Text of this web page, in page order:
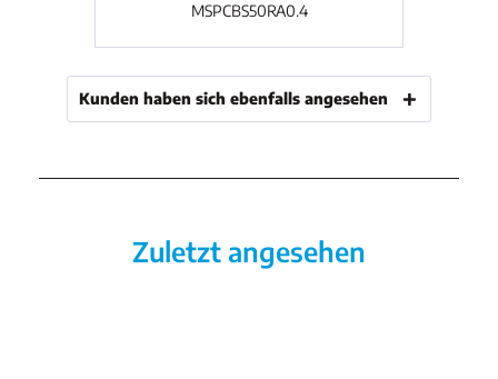
MSPCBS50RA0.4
Kunden haben sich ebenfalls angesehen
Zuletzt angesehen